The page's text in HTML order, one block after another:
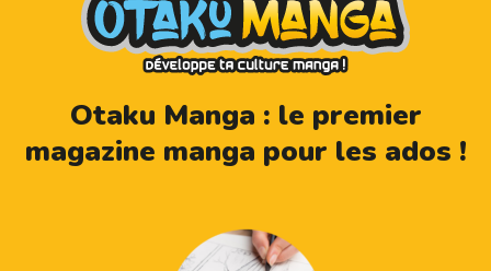
Otaku Manga : le premier
magazine manga pour les ados !